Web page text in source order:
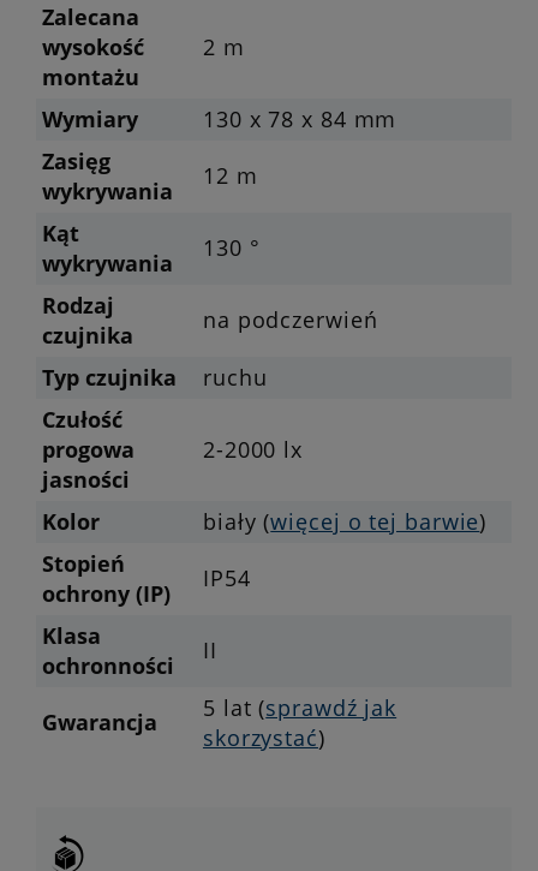
Zalecana
wysokość
montażu
2 m
Wymiary
130 x 78 x 84 mm
Zasięg
wykrywania
12 m
Kąt
wykrywania
130 °
Rodzaj
czujnika
na podczerwień
Typ czujnika
ruchu
Czułość
progowa
jasności
2-2000 lx
Kolor biały (więcej o tej barwie)
Stopień
ochrony (IP)
IP54
Klasa
ochronności
II
Gwarancja 5 lat (sprawdź jak
skorzystać)